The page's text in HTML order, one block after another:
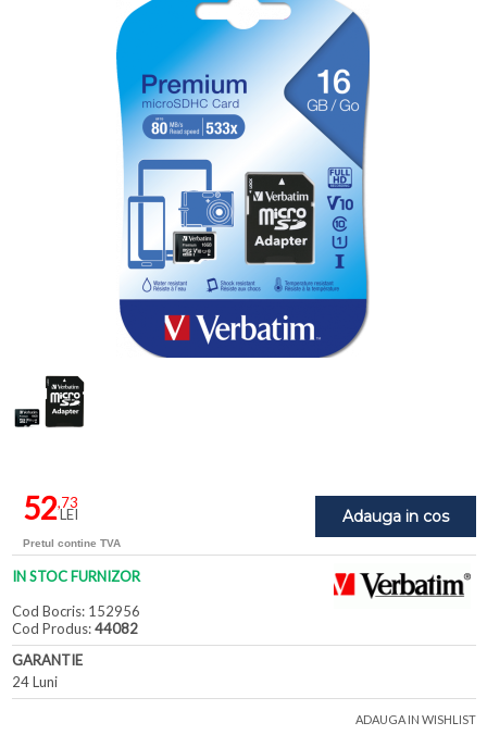
Adauga in cos
52,73
LEI
Pretul contine TVA
IN STOC FURNIZOR
Cod Bocris: 152956
Cod Produs:44082
GARANTIE
24 Luni
ADAUGA IN WISHLIST